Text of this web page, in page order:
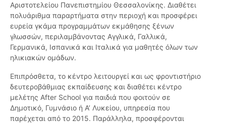
Αριστοτελείου Πανεπιστημίου Θεσσαλονίκης. Διαθέτει
πολυάριθμα παραρτήματα στην περιοχή και προσφέρει
ευρεία γκάμα προγραμμάτων εκμάθησης ξένων
γλωσσών, περιλαμβάνοντας Αγγλικά, Γαλλικά,
Γερμανικά, Ισπανικά και Ιταλικά για μαθητές όλων των
ηλικιακών ομάδων.
Επιπρόσθετα, το κέντρο λειτουργεί και ως φροντιστήριο
δευτεροβάθμιας εκπαίδευσης και διαθέτει κέντρο
μελέτης After School για παιδιά που φοιτούν σε
Δημοτικό, Γυμνάσιο ή Α’ Λυκείου, υπηρεσία που
παρέχεται από το 2015. Παράλληλα, προσφέρονται